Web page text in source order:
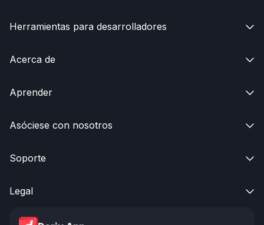
Herramientas para desarrolladores 
Acerca de 
Aprender 
Asóciese con nosotros 
Soporte 
Legal 